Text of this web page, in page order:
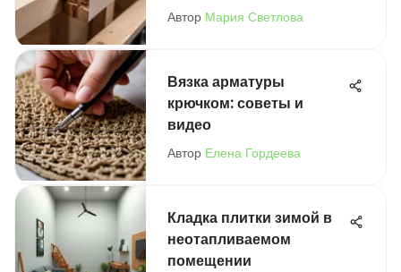
Автор Мария Светлова
Вязка арматуры
крючком: советы и
видео
Автор Елена Гордеева
Кладка плитки зимой в
неотапливаемом
помещении